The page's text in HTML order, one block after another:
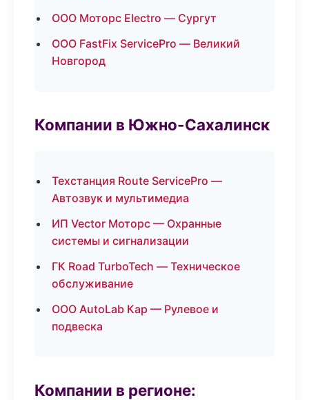
ООО Моторс Electro — Сургут
ООО FastFix ServicePro — Великий
Новгород
Компании в Южно-Сахалинск
Техстанция Route ServicePro —
Автозвук и мультимедиа
ИП Vector Моторс — Охранные
системы и сигнализации
ГК Road TurboTech — Техническое
обслуживание
ООО AutoLab Кар — Рулевое и
подвеска
Компании в регионе: